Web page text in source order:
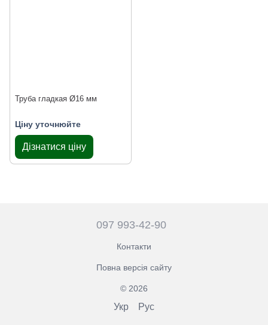
Труба гладкая Ø16 мм
Ціну уточнюйте
Дізнатися ціну
097 993-42-90
Контакти
Повна версія сайту
© 2026
Укр Рус